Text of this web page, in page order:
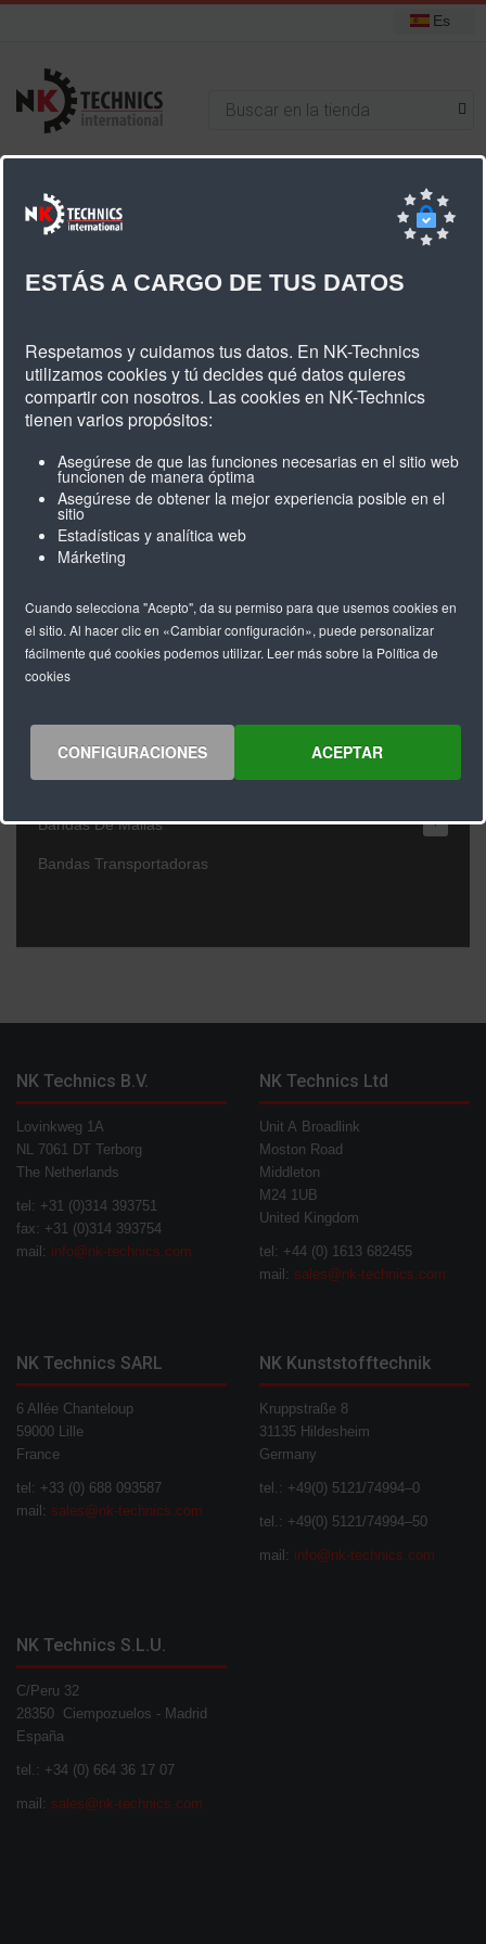
Es
+31 (0) 314 393751
CATEGORÍAS
Correas Dentadas De Poliuretano
Correas Dentadas De Neopreno +
Correas Dentadas Grado Industria Alimentaria +
Correas Dentadas De Breco
Empujadores
Trabajos Especiales
Poleas Dentadas
Componentes +
Bandas De Mallas +
Bandas Transportadoras
NK Technics B.V.
Lovinkweg 1A
NL 7061 DT Terborg
The Netherlands
tel: +31 (0)314 393751
fax: +31 (0)314 393754
mail: info@nk-technics.com
NK Technics Ltd
Unit A Broadlink
Moston Road
Middleton
M24 1UB
United Kingdom
tel: +44 (0) 1613 682455
mail: sales@nk-technics.com
NK Technics SARL
6 Allée Chanteloup
59000 Lille
France
tel: +33 (0) 688 093587
mail: sales@nk-technics.com
NK Kunststofftechnik
Kruppstraße 8
31135 Hildesheim
Germany
tel.: +49(0) 5121/74994–0
tel.: +49(0) 5121/74994–50
mail: info@nk-technics.com
NK Technics S.L.U.
C/Peru 32
28350 Ciempozuelos - Madrid
España
tel.: +34 (0) 664 36 17 07
mail: sales@nk-technics.com
ESTÁS A CARGO DE TUS DATOS
Respetamos y cuidamos tus datos. En NK-Technics
utilizamos cookies y tú decides qué datos quieres
compartir con nosotros. Las cookies en NK-Technics
tienen varios propósitos:
Asegúrese de que las funciones necesarias en el sitio web
funcionen de manera óptima
Asegúrese de obtener la mejor experiencia posible en el
sitio
Estadísticas y analítica web
Márketing
Cuando selecciona "Acepto", da su permiso para que usemos cookies en
el sitio. Al hacer clic en «Cambiar configuración», puede personalizar
fácilmente qué cookies podemos utilizar. Leer más sobre la Política de
cookies
ACEPTAR
CONFIGURACIONES